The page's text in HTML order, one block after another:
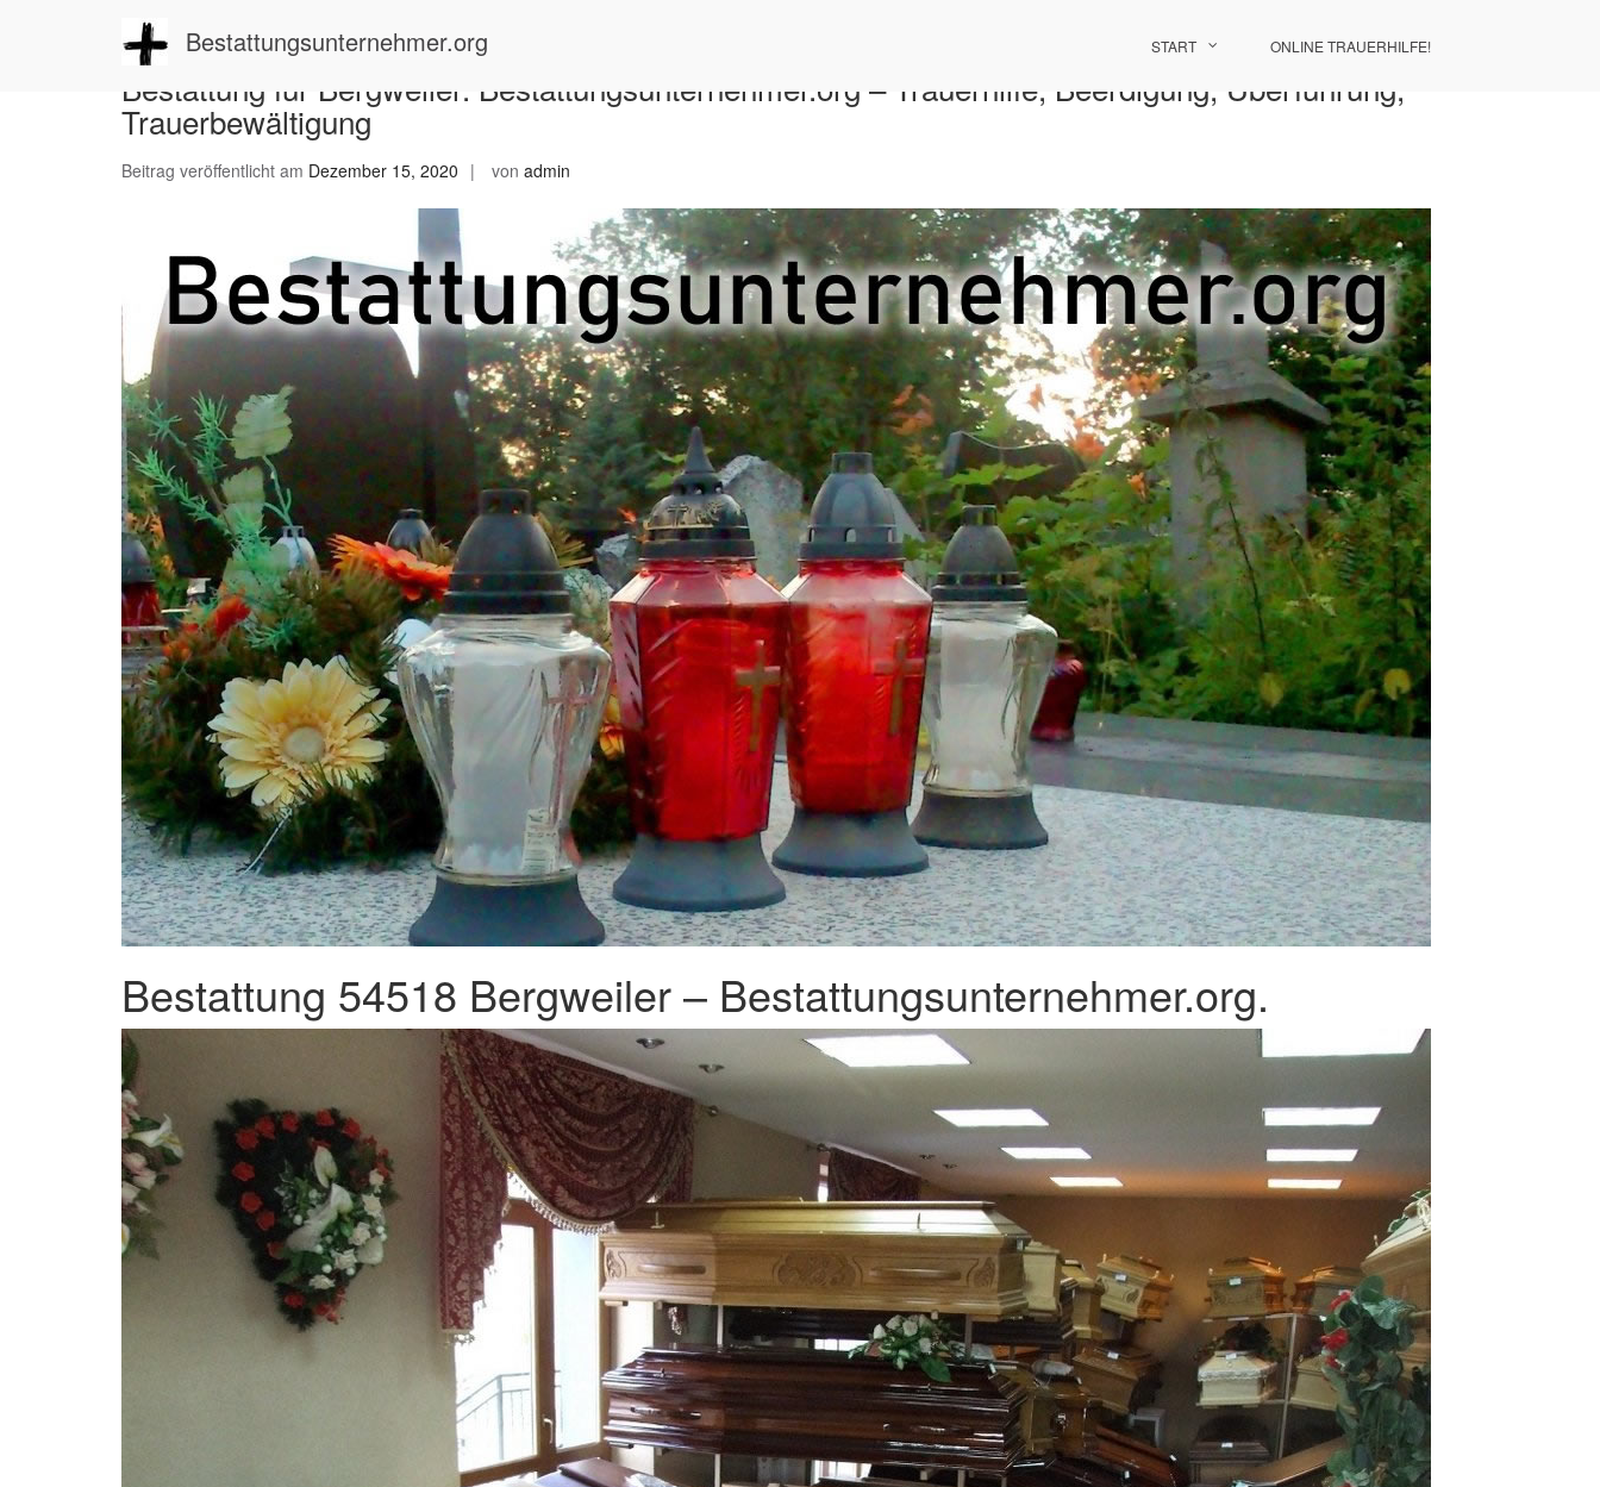
Bestattungsunternehmer.org START ONLINE TRAUERHILFE!
Bestattung für Bergweiler: Bestattungsunternehmer.org – Trauerhilfe, Beerdigung, Überführung,
Trauerbewältigung
Beitrag veröffentlicht am Dezember 15, 2020 von admin
Bestattung 54518 Bergweiler – Bestattungsunternehmer.org.